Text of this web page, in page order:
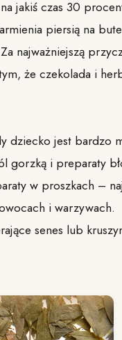
jakiś czas 30
piersią na
najważniejszą
że czekolada i
jest bardzo
gorzką i preparaty
w proszkach –
i warzywach.
senes lub